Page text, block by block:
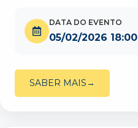
DATA DO EVENTO
05/02/2026 18:00
SABER MAIS